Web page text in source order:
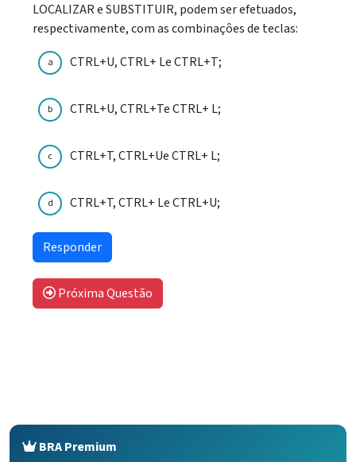
LOCALIZAR e SUBSTITUIR, podem ser efetuados,
respectivamente, com as combinaçôes de teclas:
a CTRL+U, CTRL+ Le CTRL+T;
b CTRL+U, CTRL+Te CTRL+ L;
c CTRL+T, CTRL+Ue CTRL+ L;
d CTRL+T, CTRL+ Le CTRL+U;
Próxima Questão
BRA Premium